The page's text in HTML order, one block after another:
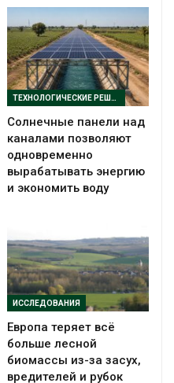
ТЕХНОЛОГИЧЕСКИЕ РЕШЕНИЯ
Солнечные панели над
каналами позволяют
одновременно
вырабатывать энергию
и экономить воду
ИССЛЕДОВАНИЯ
Европа теряет всё
больше лесной
биомассы из-за засух,
вредителей и рубок